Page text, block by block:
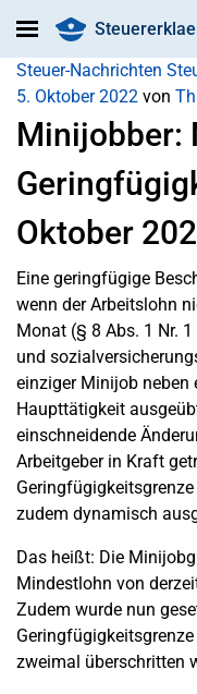
Steuer-Nachrichten
5. Oktober 2022 von
Minijobber:
Oktober
Eine geringfügige
wenn der Arbeitslohn
Monat (§ 8 Abs. 1 Nr.
und
einziger Minijob neben
Haupttätigkeit
einschneidende
Arbeitgeber in Kraft
zudem dynamisch
Das heißt: Die
Mindestlohn von
Zudem wurde nun
zweimal überschritten